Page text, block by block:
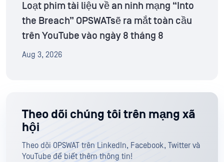
Loạt phim tài liệu về an ninh mạng “Into
the Breach” OPSWATsẽ ra mắt toàn cầu
trên YouTube vào ngày 8 tháng 8
Aug 3, 2026
Theo dõi chúng tôi trên mạng xã
hội
Theo dõi OPSWAT trên LinkedIn, Facebook, Twitter và
YouTube để biết thêm thông tin!